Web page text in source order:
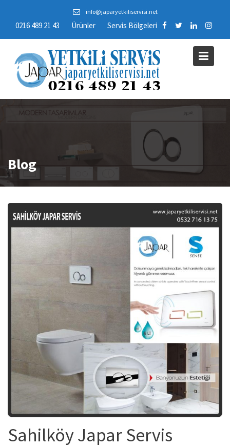
content
info@japaryetkiliservisi.net
0216 489 21 43 Ürünler Servis Bölgeleri
Blog
Sahilköy Japar Servis